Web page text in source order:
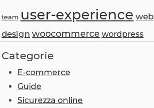
team user-experience web
design woocommerce wordpress
Categorie
E-commerce
Guide
Sicurezza online